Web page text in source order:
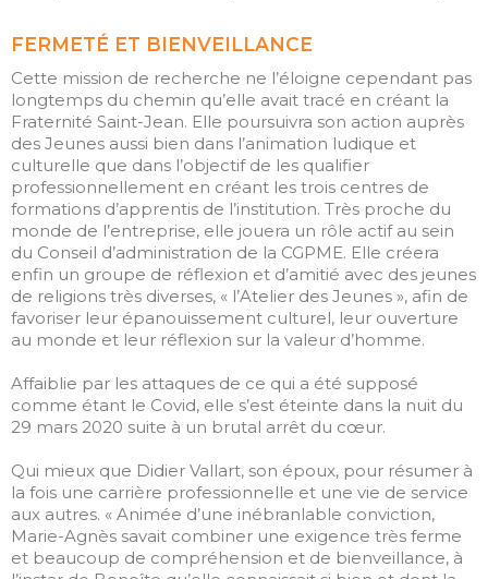
FERMETÉ ET BIENVEILLANCE
Cette mission de recherche ne l’éloigne cependant pas
longtemps du chemin qu’elle avait tracé en créant la
Fraternité Saint-Jean. Elle poursuivra son action auprès
des Jeunes aussi bien dans l’animation ludique et
culturelle que dans l’objectif de les qualifier
professionnellement en créant les trois centres de
formations d’apprentis de l’institution. Très proche du
monde de l’entreprise, elle jouera un rôle actif au sein
du Conseil d’administration de la CGPME. Elle créera
enfin un groupe de réflexion et d’amitié avec des jeunes
de religions très diverses, « l’Atelier des Jeunes », afin de
favoriser leur épanouissement culturel, leur ouverture
au monde et leur réflexion sur la valeur d’homme.
Affaiblie par les attaques de ce qui a été supposé
comme étant le Covid, elle s’est éteinte dans la nuit du
29 mars 2020 suite à un brutal arrêt du cœur.
Qui mieux que Didier Vallart, son époux, pour résumer à
la fois une carrière professionnelle et une vie de service
aux autres. « Animée d’une inébranlable conviction,
Marie-Agnès savait combiner une exigence très ferme
et beaucoup de compréhension et de bienveillance, à